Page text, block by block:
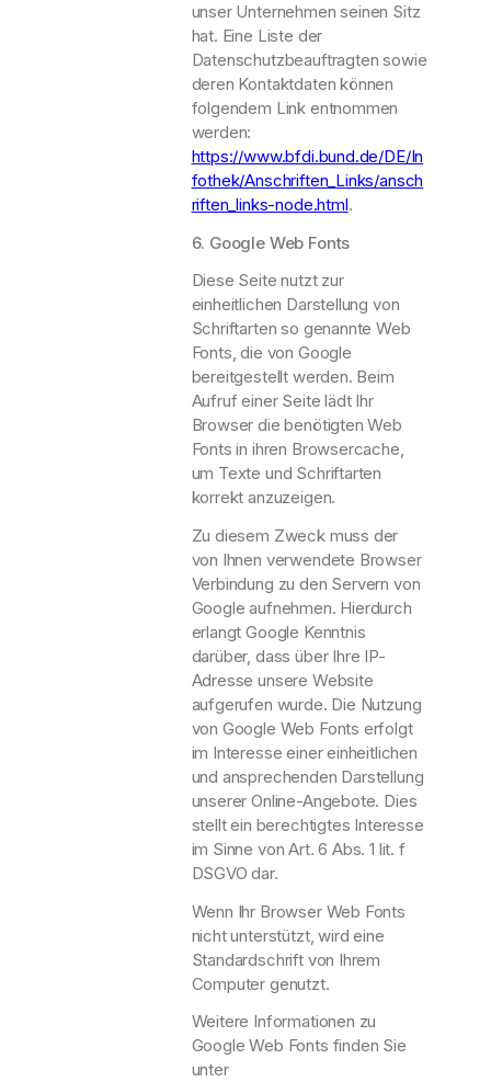
unser Unternehmen seinen Sitz
hat. Eine Liste der
Datenschutzbeauftragten sowie
deren Kontaktdaten können
folgendem Link entnommen
werden:
https://www.bfdi.bund.de/DE/In
fothek/Anschriften_Links/ansch
riften_links-node.html.
6. Google Web Fonts
Diese Seite nutzt zur
einheitlichen Darstellung von
Schriftarten so genannte Web
Fonts, die von Google
bereitgestellt werden. Beim
Aufruf einer Seite lädt Ihr
Browser die benötigten Web
Fonts in ihren Browsercache,
um Texte und Schriftarten
korrekt anzuzeigen.
Zu diesem Zweck muss der
von Ihnen verwendete Browser
Verbindung zu den Servern von
Google aufnehmen. Hierdurch
erlangt Google Kenntnis
darüber, dass über Ihre IP-
Adresse unsere Website
aufgerufen wurde. Die Nutzung
von Google Web Fonts erfolgt
im Interesse einer einheitlichen
und ansprechenden Darstellung
unserer Online-Angebote. Dies
stellt ein berechtigtes Interesse
im Sinne von Art. 6 Abs. 1 lit. f
DSGVO dar.
Wenn Ihr Browser Web Fonts
nicht unterstützt, wird eine
Standardschrift von Ihrem
Computer genutzt.
Weitere Informationen zu
Google Web Fonts finden Sie
unter